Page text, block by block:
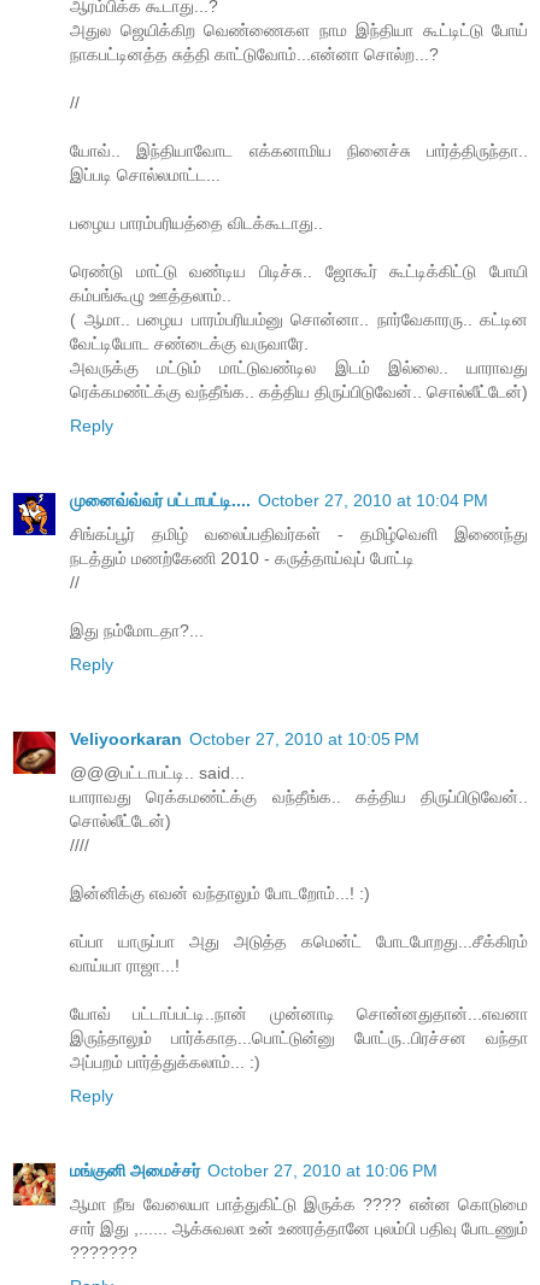
ஆரம்பிக்க கூடாது...?
அதுல ஜெயிக்கிற வெண்ணைகள நாம இந்தியா கூட்டிட்டு போய்
நாகபட்டினத்த சுத்தி காட்டுவோம்...என்னா சொல்ற...?
//
யோவ்.. இந்தியாவோட எக்கனாமிய நினைச்சு பார்த்திருந்தா..
இப்படி சொல்லமாட்ட...
பழைய பாரம்பரியத்தை விடக்கூடாது..
ரெண்டு மாட்டு வண்டிய பிடிச்சு.. ஜோகூர் கூட்டிக்கிட்டு போயி
கம்பங்கூழு ஊத்தலாம்..
( ஆமா.. பழைய பாரம்பரியம்னு சொன்னா.. நார்வேகாரரு.. கட்டின
வேட்டியோட சண்டைக்கு வருவாரே.
அவருக்கு மட்டும் மாட்டுவண்டில இடம் இல்லை.. யாராவது
ரெக்கமண்ட்க்கு வந்தீங்க.. கத்திய திருப்பிடுவேன்.. சொல்லீட்டேன்)
Reply
முனைவ்வ்வர் பட்டாபட்டி.... October 27, 2010 at 10:04 PM
சிங்கப்பூர் தமிழ் வலைப்பதிவர்கள் - தமிழ்வெளி இணைந்து
நடத்தும் மணற்கேணி 2010 - கருத்தாய்வுப் போட்டி
//
இது நம்மோடதா?...
Reply
Veliyoorkaran October 27, 2010 at 10:05 PM
@@@பட்டாபட்டி.. said...
யாராவது ரெக்கமண்ட்க்கு வந்தீங்க.. கத்திய திருப்பிடுவேன்..
சொல்லீட்டேன்)
////
இன்னிக்கு எவன் வந்தாலும் போடறோம்...! :)
எப்பா யாருப்பா அது அடுத்த கமென்ட் போடபோறது...சீக்கிரம்
வாய்யா ராஜா...!
யோவ் பட்டாப்பட்டி..நான் முன்னாடி சொன்னதுதான்...எவனா
இருந்தாலும் பார்க்காத...பொட்டுன்னு போட்ரு..பிரச்சன வந்தா
அப்பறம் பார்த்துக்கலாம்... :)
Reply
மங்குனி அமைச்சர் October 27, 2010 at 10:06 PM
ஆமா நீங வேலையா பாத்துகிட்டு இருக்க ???? என்ன கொடுமை
சார் இது ,...... ஆக்சுவலா உன் உணரத்தானே புலம்பி பதிவு போடணும்
???????